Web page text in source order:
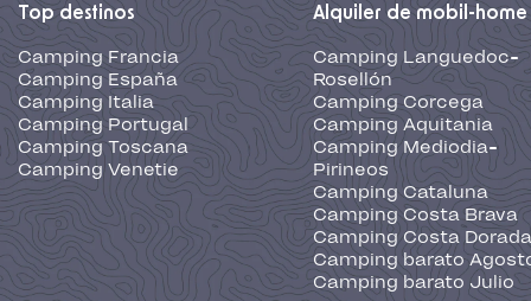
Top destinos
Camping Francia
Camping España
Camping Italia
Camping Portugal
Camping Toscana
Camping Venetie
Alquiler de mobil-home
Camping Languedoc-
Rosellón
Camping Corcega
Camping Aquitania
Camping Mediodia-
Pirineos
Camping Cataluna
Camping Costa Brava
Camping Costa Dorada
Camping barato
Camping barato Julio